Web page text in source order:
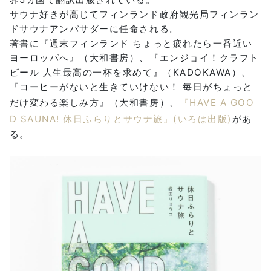
サウナ好きが高じてフィンランド政府観光局フィンラン
ドサウナアンバサダーに任命される。
著書に『週末フィンランド ちょっと疲れたら一番近い
ヨーロッパへ』（大和書房）、『エンジョイ！クラフト
ビール 人生最高の一杯を求めて』（KADOKAWA）、
『コーヒーがないと生きていけない！ 毎日がちょっと
だけ変わる楽しみ方』（大和書房）、
『HAVE A GOO
D SAUNA! 休日ふらりとサウナ旅』(いろは出版) があ
る。